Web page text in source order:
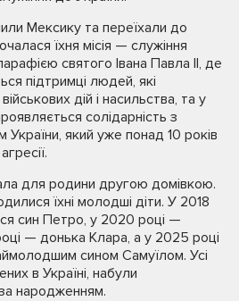
Мексику та переїхали до
їхня місія — служіння
святого Івана Павла ІІ, де
підтримці людей, які
дій і насильства, та у
солідарність з
який уже понад 10 років
для родини другою домівкою.
їхні молодші діти. У 2018
син Петро, у 2020 році —
— донька Клара, а у 2025 році
сином Самуїлом. Усі
в Україні, набули
народженням.